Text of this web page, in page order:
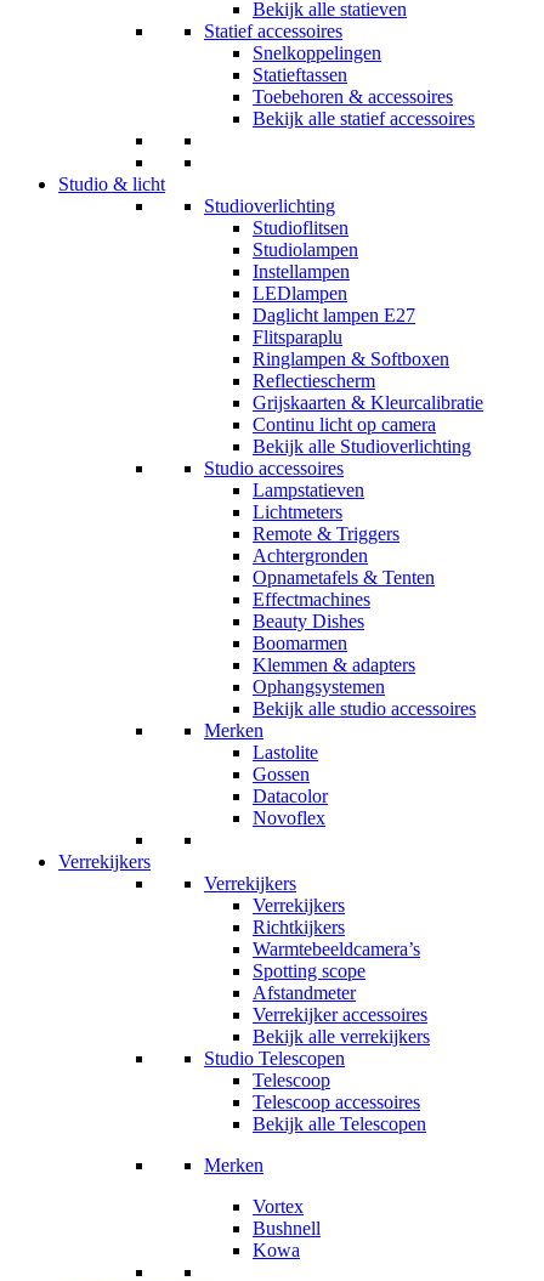
Bekijk alle statieven
Statief accessoires
Snelkoppelingen
Statieftassen
Toebehoren & accessoires
Bekijk alle statief accessoires
Studio & licht
Studioverlichting
Studioflitsen
Studiolampen
Instellampen
LEDlampen
Daglicht lampen E27
Flitsparaplu
Ringlampen & Softboxen
Reflectiescherm
Grijskaarten & Kleurcalibratie
Continu licht op camera
Bekijk alle Studioverlichting
Studio accessoires
Lampstatieven
Lichtmeters
Remote & Triggers
Achtergronden
Opnametafels & Tenten
Effectmachines
Beauty Dishes
Boomarmen
Klemmen & adapters
Ophangsystemen
Bekijk alle studio accessoires
Merken
Lastolite
Gossen
Datacolor
Novoflex
Verrekijkers
Verrekijkers
Verrekijkers
Richtkijkers
Warmtebeeldcamera’s
Spotting scope
Afstandmeter
Verrekijker accessoires
Bekijk alle verrekijkers
Studio Telescopen
Telescoop
Telescoop accessoires
Bekijk alle Telescopen
Merken
Vortex
Bushnell
Kowa